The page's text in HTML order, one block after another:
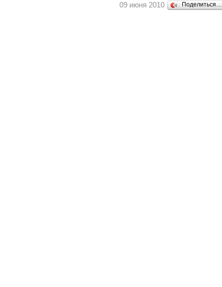
09 июня 2010 Поделиться…